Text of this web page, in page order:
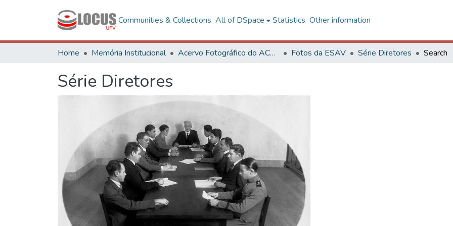
Communities & Collections All of DSpace Statistics Other information
Home Memória Institucional Acervo Fotográfico do ACH-UFV Fotos da ESAV Série Diretores Search
Série Diretores